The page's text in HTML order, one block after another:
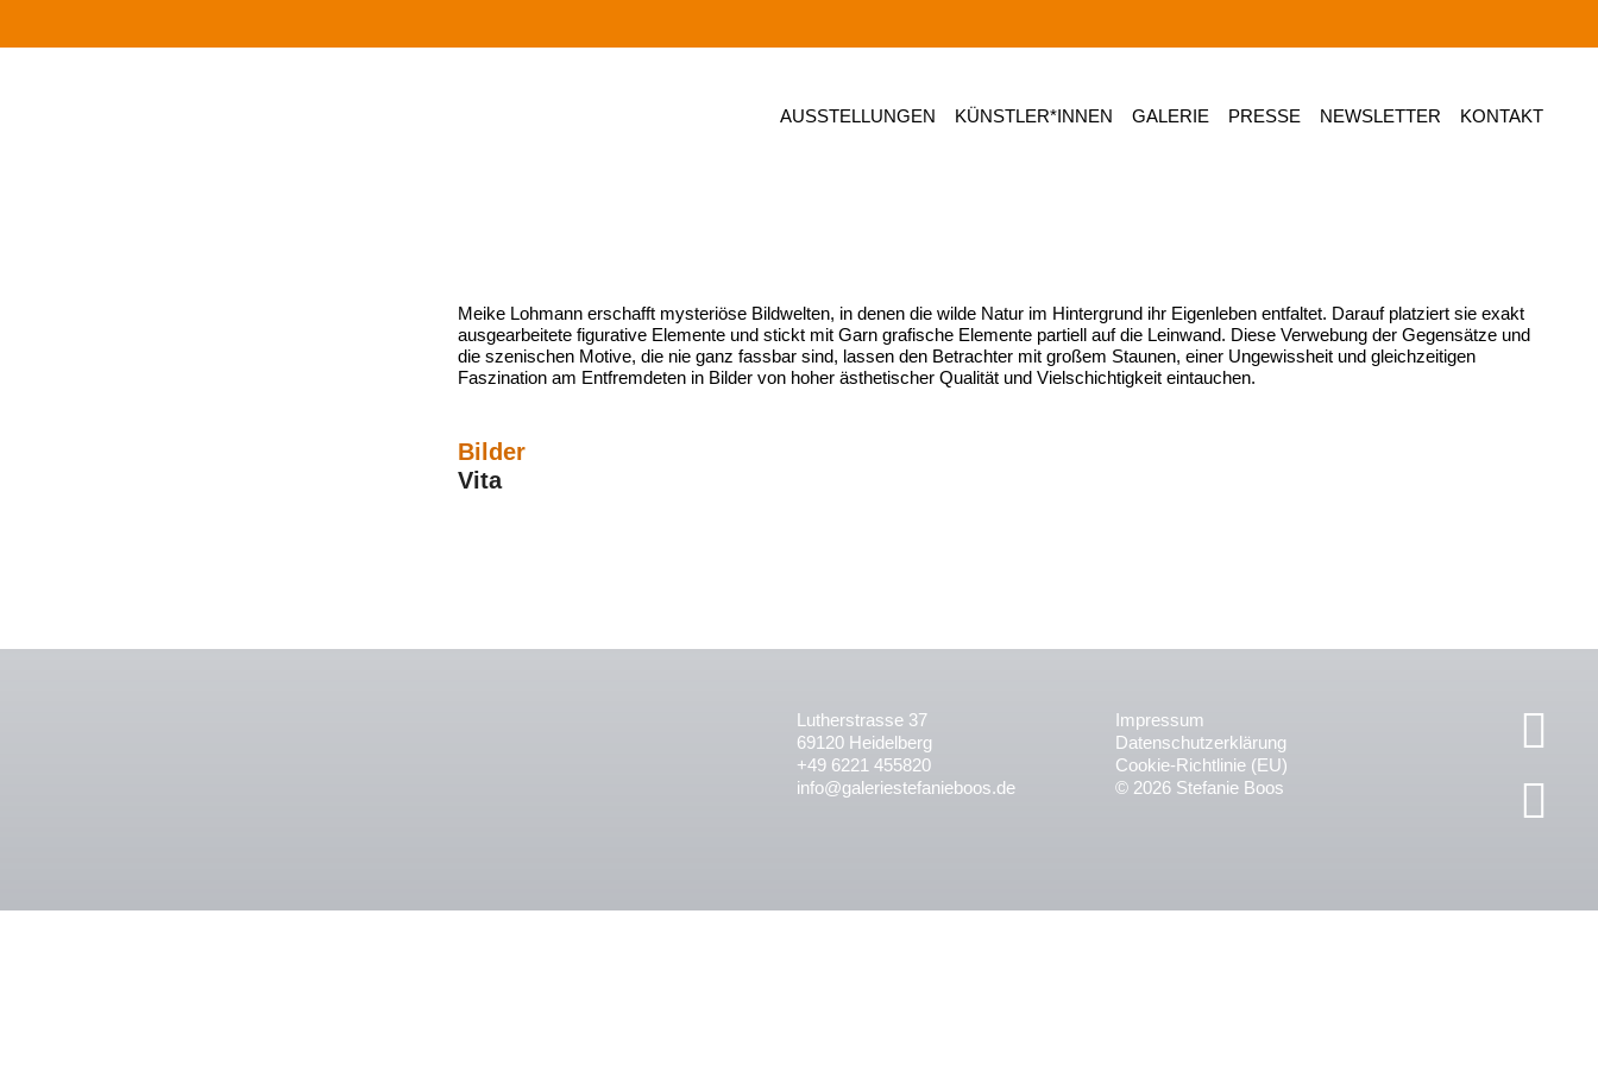
AUSSTELLUNGEN KÜNSTLER*INNEN GALERIE PRESSE NEWSLETTER KONTAKT
Meike Lohmann erschafft mysteriöse Bildwelten, in denen die wilde Natur im Hintergrund ihr Eigenleben entfaltet. Darauf platziert sie exakt
ausgearbeitete figurative Elemente und stickt mit Garn grafische Elemente partiell auf die Leinwand. Diese Verwebung der Gegensätze und
die szenischen Motive, die nie ganz fassbar sind, lassen den Betrachter mit großem Staunen, einer Ungewissheit und gleichzeitigen
Faszination am Entfremdeten in Bilder von hoher ästhetischer Qualität und Vielschichtigkeit eintauchen.
Bilder
Vita
Lutherstrasse 37
69120 Heidelberg
+49 6221 455820
info@galeriestefanieboos.de
Impressum
Datenschutzerklärung
Cookie-Richtlinie (EU)
© 2026 Stefanie Boos